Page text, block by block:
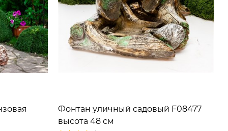
Фонтан уличный садовый F08477
высота 48 см